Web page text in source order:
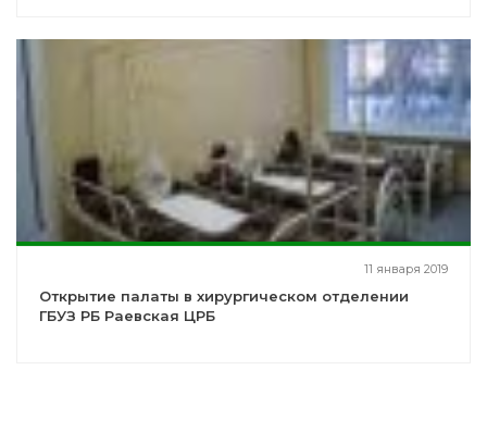
11 января 2019
Открытие палаты в хирургическом отделении
ГБУЗ РБ Раевская ЦРБ